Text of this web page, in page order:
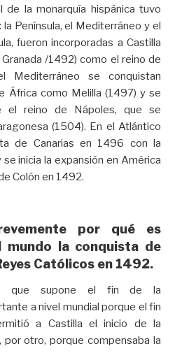
de la monarquía hispánica tuvo
Península, el Mediterráneo y el
fueron incorporadas a Castilla
/1492) como el reino de
Mediterráneo se conquistan
África como Melilla (1497) y se
el reino de Nápoles, que se
(1504). En el Atlántico
de Canarias en 1496 con la
inicia la expansión en América
Colón en 1492.
por qué es
mundo la conquista de
Católicos en 1492.
que supone el fin de la
a nivel mundial porque el fin
a Castilla el inicio de la
por otro, porque compensaba la